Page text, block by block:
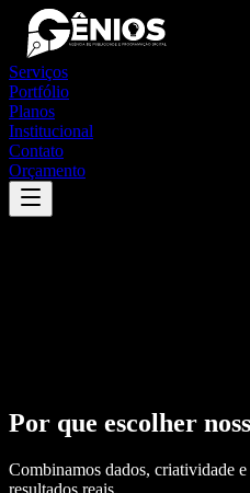
Serviços
Portfólio
Planos
Institucional
Contato
Orçamento
Por que escolher
Combinamos dados, criatividade
resultados reais.